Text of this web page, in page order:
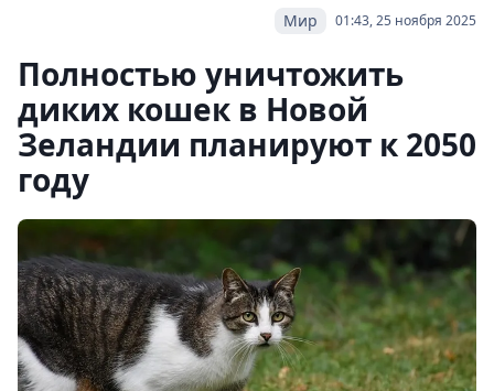
01:43, 25 ноября 2025
Мир
Полностью уничтожить
диких кошек в Новой
Зеландии планируют к 2050
году